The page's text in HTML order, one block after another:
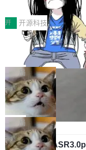
得住、用得稳、省得下
始，Token使用一目...
q2Seq 和 DocAI 的共
yals（Gemini 联合负责
中文驱动的数字员工，
骤、编写代码。不挑模
装完即用。 开源地址：
b 安装 支持 Java 8+（
x / Windows /
x / Harmony PC curl -
r.org/solon...
价值潜能：华为云码
代码仓技术解析
一、代码仓深度理解技
程实践中，代码仓是企
体。企业级代码仓库通
个文件，其规模远超单
文窗口。随着项目规模
不断累积，代码仓中的
务逻辑等关键信息往往
件之中，形成高度复杂
代码检索手段（如关键
在语法层面完成文本定
内涵与结构关联，导致
理解大规模代码仓时面
开 开源科技
一条“删库”命令跑 17
师删光 89TB 数据只为
最高人民检察院8月4日
名90后算法工程师王某
服务器空间，删光了公
数据。 王某2024年1月
短剧部门，有互联网大
调整期间，部门三次通
移到B集群，王某都回复
数据。2024年9月3日下
局
Cloudflare 分享推理
che 量化 + 权重压缩
1%，成本降 30%
Kimi 和 GLM 是当前最
它们有一个共同的问题
的 Kimi K 系列和智谱的
oE 架构的大模型，好用
局
腾讯混元 Hy